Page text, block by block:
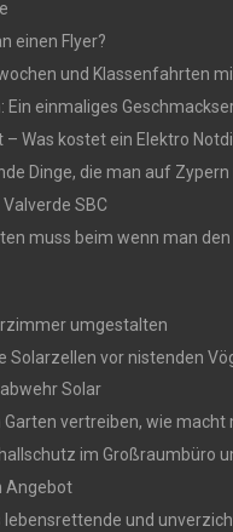
einen Flyer?
und Klassenfahrten
Ein einmaliges
– Was kostet ein Elektro
Dinge, die man auf
Valverde SBC
muss beim wenn man
umgestalten
Solarzellen vor nistenden
Solar
vertreiben, wie macht
im Großraumbüro
Angebot
lebensrettende und